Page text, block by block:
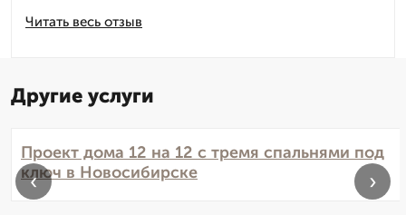
Читать весь отзыв
Другие услуги
Проект дома 12 на 12 с тремя спальнями под
ключ в Новосибирске
‹ ›